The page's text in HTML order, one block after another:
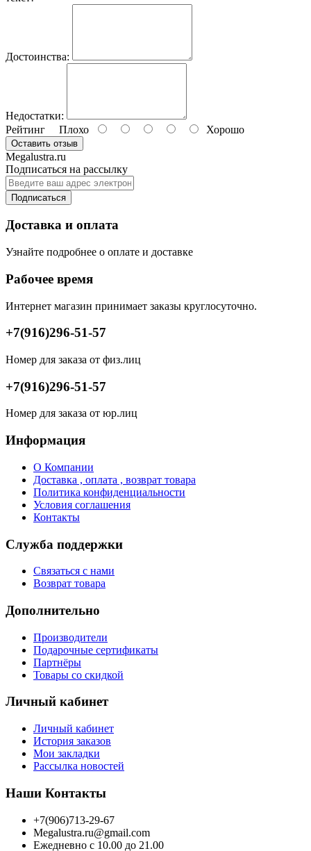
Достоинства:
Недостатки:
Рейтинг Плохо Хорошо
Оставить отзыв
Megalustra.ru
Подписаться на рассылку
Подписаться
Доставка и оплата
Узнайте подробнее о оплате и доставке
Рабочее время
Интернет магазин принимает заказы круглосуточно.
+7(916)296-51-57
Номер для заказа от физ.лиц
+7(916)296-51-57
Номер для заказа от юр.лиц
Информация
О Компании
Доставка , оплата , возврат товара
Политика конфиденциальности
Условия соглашения
Контакты
Служба поддержки
Связаться с нами
Возврат товара
Дополнительно
Производители
Подарочные сертификаты
Партнёры
Товары со скидкой
Личный кабинет
Личный кабинет
История заказов
Мои закладки
Рассылка новостей
Наши Контакты
+7(906)713-29-67
Megalustra.ru@gmail.com
Ежедневно с 10.00 до 21.00